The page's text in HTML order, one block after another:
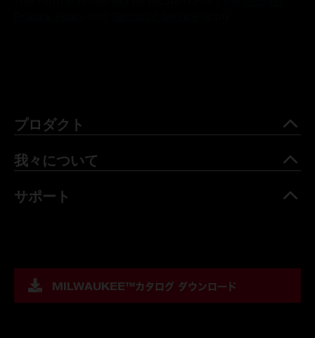
プロダクト
我々について
サポート
MILWAUKEE™カタログ ダウンロード